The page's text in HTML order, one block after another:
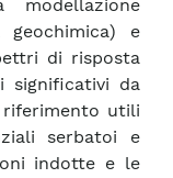
modellazione
geochimica) e
di risposta
significativi da
riferimento utili
serbatoi e
indotte e le